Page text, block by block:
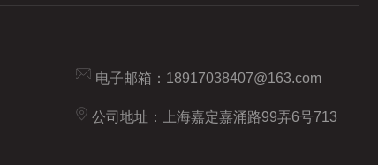
电子邮箱： 18917038407@163.com
公司地址：上海嘉定嘉涌路99弄6号713